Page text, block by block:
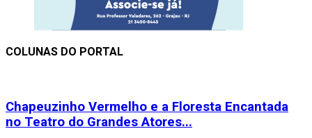
COLUNAS DO PORTAL
Chapeuzinho Vermelho e a Floresta Encantada
no Teatro do Grandes Atores...